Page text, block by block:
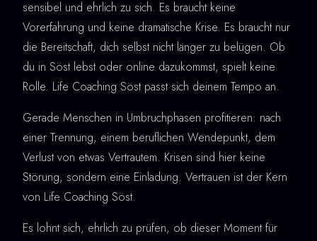
sensibel und ehrlich zu sich. Es braucht keine
Vorerfahrung und keine dramatische Krise. Es braucht nur
die Bereitschaft, dich selbst nicht länger zu belügen. Ob
du in Söst lebst oder online dazukommst, spielt keine
Rolle. Life Coaching Söst passt sich deinem Tempo an.
Gerade Menschen in Umbruchphasen profitieren: nach
einer Trennung, einem beruflichen Wendepunkt, dem
Verlust von etwas Vertrautem. Krisen sind hier keine
Störung, sondern eine Einladung. Vertrauen ist der Kern
von Life Coaching Söst.
Es lohnt sich, ehrlich zu prüfen, ob dieser Moment für